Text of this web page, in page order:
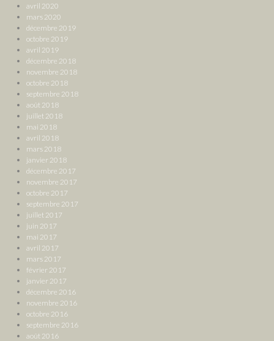
avril 2020
mars 2020
décembre 2019
octobre 2019
avril 2019
décembre 2018
novembre 2018
octobre 2018
septembre 2018
août 2018
juillet 2018
mai 2018
avril 2018
mars 2018
janvier 2018
décembre 2017
novembre 2017
octobre 2017
septembre 2017
juillet 2017
juin 2017
mai 2017
avril 2017
mars 2017
février 2017
janvier 2017
décembre 2016
novembre 2016
octobre 2016
septembre 2016
août 2016